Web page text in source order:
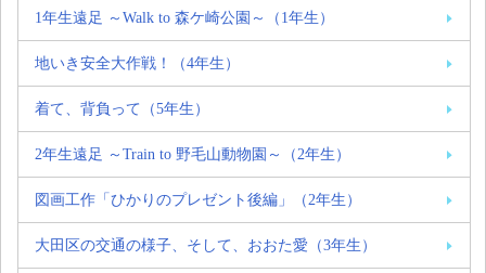
1年生遠足 ～Walk to 森ケ崎公園～（1年生）
地いき安全大作戦！（4年生）
着て、背負って（5年生）
2年生遠足 ～Train to 野毛山動物園～（2年生）
図画工作「ひかりのプレゼント後編」（2年生）
大田区の交通の様子、そして、おおた愛（3年生）